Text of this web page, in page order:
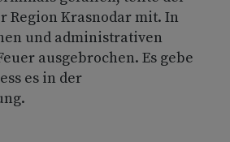
Region Krasnodar mit. In
und administrativen
ausgebrochen. Es gebe
es in der